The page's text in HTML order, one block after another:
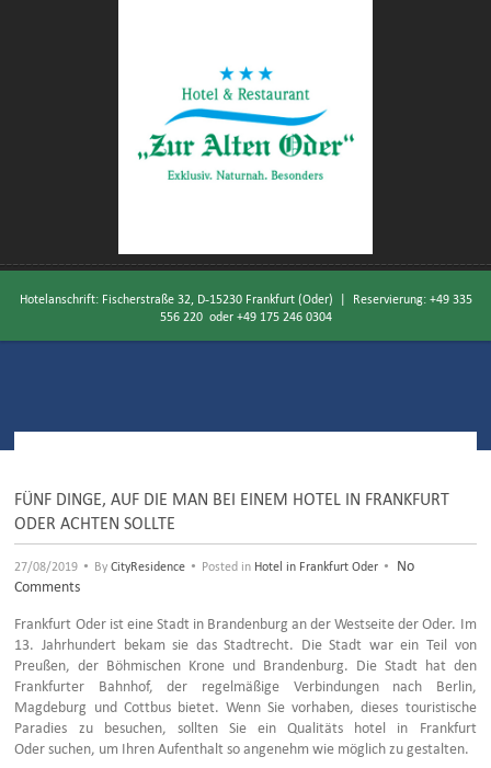
Hotelanschrift: Fischerstraße 32, D-15230 Frankfurt (Oder) | Reservierung: +49 335
556 220oder +49 175 246 0304
FÜNF DINGE, AUF DIE MAN BEI EINEM HOTEL IN FRANKFURT
ODER ACHTEN SOLLTE
27/08/2019 • ByCityResidence • Posted in Hotel in Frankfurt Oder •
No
Comments
Frankfurt Oder ist eine Stadt in Brandenburg an der Westseite der Oder. Im
13. Jahrhundert bekam sie das Stadtrecht. Die Stadt war ein Teil von
Preußen, der Böhmischen Krone und Brandenburg. Die Stadt hat den
Frankfurter Bahnhof, der regelmäßige Verbindungen nach Berlin,
Magdeburg und Cottbus bietet. Wenn Sie vorhaben, dieses touristische
Paradies zu besuchen, sollten Sie ein Qualitäts hotel in Frankfurt
Oder suchen, um Ihren Aufenthalt so angenehm wie möglich zu gestalten.